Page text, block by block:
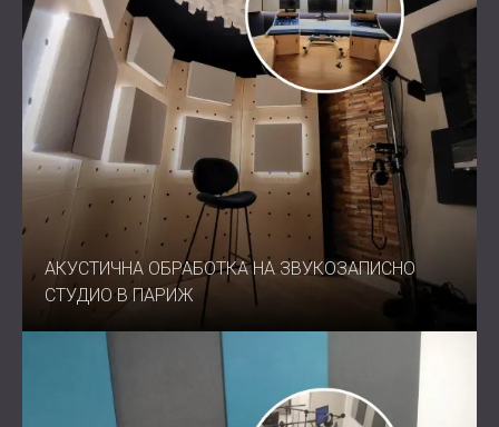
АКУСТИЧНА ОБРАБОТКА НА ЗВУКОЗАПИСНО
СТУДИО В ПАРИЖ